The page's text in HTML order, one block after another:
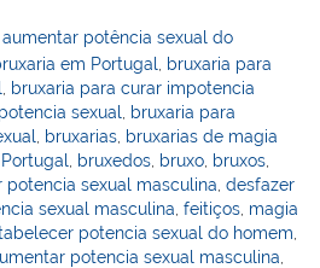
er
e
st
at
s
A
p
p
d
Pr
e
ss
lo
o
k.
c
o
m
k
e
dI
n
aumentar potência sexual do
em Portugal
bruxaria para
bruxaria para curar impotencia
sexual
bruxaria para
bruxarias bruxarias de magia
bruxedos bruxo bruxos
potencia sexual masculina ,desfazer
sexual masculina ,feitiços magia
potencia sexual do homem
potencia sexual masculina